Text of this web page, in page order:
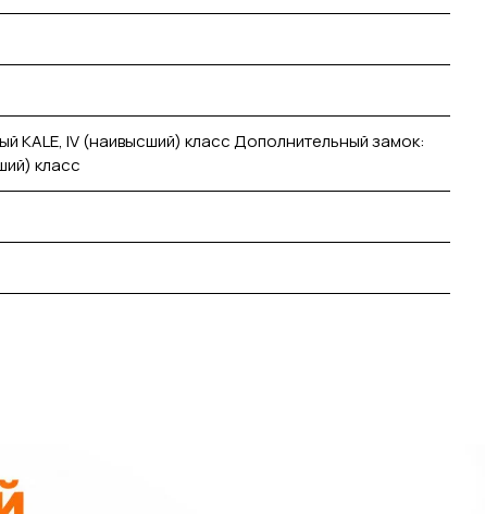
KALE, IV (наивысший) класс Дополнительный замок:
класс